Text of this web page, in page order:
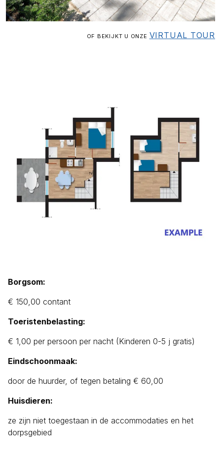
OF BEKIJKT U ONZE VIRTUAL TOUR
Borgsom:
€ 150,00 contant
Toeristenbelasting:
€ 1,00 per persoon per nacht (Kinderen 0-5 j gratis)
Eindschoonmaak:
door de huurder, of tegen betaling € 60,00
Huisdieren:
ze zijn niet toegestaan in de accommodaties en het
dorpsgebied